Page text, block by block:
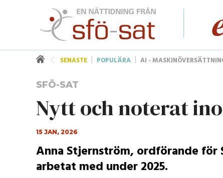
SENASTE POPULÄRA AI -
SFÖ-SAT
Nytt och noterat
15 JAN, 2026
Anna Stjernström, ordförande för
arbetat med under 2025.